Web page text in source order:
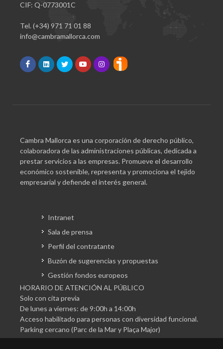
CIF: Q-0773001C
Tel. (+34) 971 71 01 88
info@cambramallorca.com
Cambra Mallorca es una corporación de derecho público,
colaboradora de las administraciones públicas, dedicada a
prestar servicios a las empresas. Promueve el desarrollo
económico sostenible, representa y promociona el tejido
empresarial y defiende el interés general.
Intranet
Sala de prensa
Perfil del contratante
Buzón de sugerencias y propuestas
Gestión fondos europeos
HORARIO DE ATENCIÓN AL PÚBLICO
Solo con cita previa
De lunes a viernes: de 9:00h a 14:00h
Acceso habilitado para personas con diversidad funcional.
Parking cercano (Parc de la Mar y Plaça Major)